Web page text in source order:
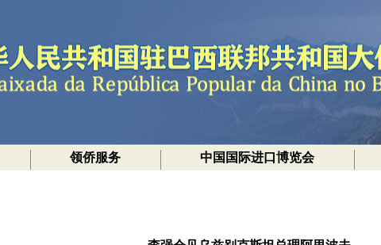
领侨服务 中国国际进口博览会